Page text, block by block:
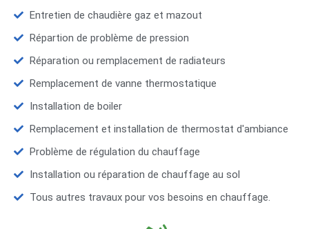
Entretien de chaudière gaz et mazout
Répartion de problème de pression
Réparation ou remplacement de radiateurs
Remplacement de vanne thermostatique
Installation de boiler
Remplacement et installation de thermostat d'ambiance
Problème de régulation du chauffage
Installation ou réparation de chauffage au sol
Tous autres travaux pour vos besoins en chauffage.